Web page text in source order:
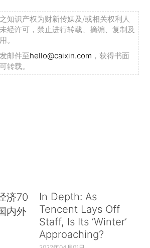
联铭品（BBD）联合发布数据显
费升级指数自今年5月起快速上
，虽然到10月下降到107.3，但
想跳楼，新中产们虽面临着空
活，但不能阻碍他们对居住品质
。毕竟，在雾霾爆表的寒冬，恒
知识产权为财新传媒及/或相关权利人
经许可，禁止进行转载、摘编、复制及
。
邮件至hello@caixin.com ，获得书面
转载。
济70
内外
In Depth: As
Tencent Lays Off
Staff, Is Its ‘Winter’
Approaching?